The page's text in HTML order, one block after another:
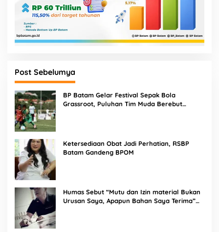
Post Sebelumya
BP Batam Gelar Festival Sepak Bola
Grassroot, Puluhan Tim Muda Berebut
Ketersediaan Obat Jadi Perhatian, RSBP
Batam Gandeng BPOM
Humas Sebut “Mutu dan Izin material Bukan
Urusan Saya, Apapun Bahan Saya Terima”